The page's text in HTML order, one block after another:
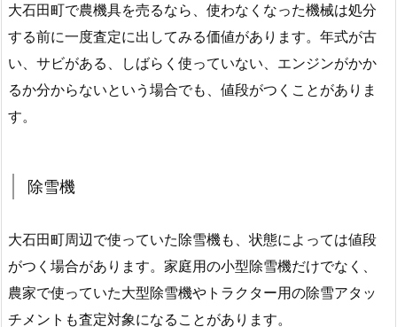
大石田町で農機具を売るなら、使わなくなった機械は処分
する前に一度査定に出してみる価値があります。年式が古
い、サビがある、しばらく使っていない、エンジンがかか
るか分からないという場合でも、値段がつくことがありま
す。
除雪機
大石田町周辺で使っていた除雪機も、状態によっては値段
がつく場合があります。家庭用の小型除雪機だけでなく、
農家で使っていた大型除雪機やトラクター用の除雪アタッ
チメントも査定対象になることがあります。